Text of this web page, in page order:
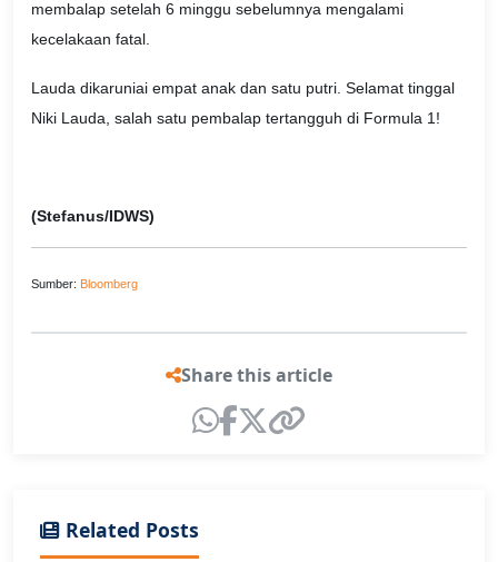
membalap setelah 6 minggu sebelumnya mengalami
kecelakaan fatal.
Lauda dikaruniai empat anak dan satu putri. Selamat tinggal
Niki Lauda, salah satu pembalap tertangguh di Formula 1!
(Stefanus/IDWS)
Sumber: Bloomberg
Share this article
Related Posts